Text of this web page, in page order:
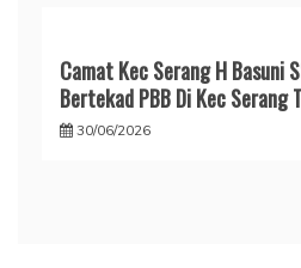
Camat Kec Serang H Basuni
Bertekad PBB Di Kec Serang
30/06/2026